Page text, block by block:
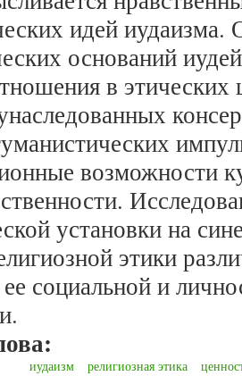
идей иудаизма.
оснований
в этических
возможности
установки на
этики
ее социальной и
иудаизм религиозная этика